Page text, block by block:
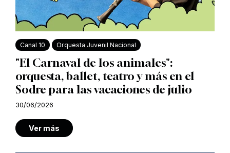
Canal 10 Orquesta Juvenil Nacional
"El Carnaval de los animales":
orquesta, ballet, teatro y más en el
Sodre para las vacaciones de julio
30/06/2026
Ver más